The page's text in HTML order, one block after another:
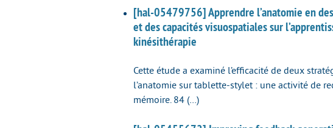
[hal-05479756] Apprendre l’anatomie en
et des capacités visuospatiales sur
kinésithérapie
Cette étude a examiné l’efficacité de deux
l’anatomie sur tablette-stylet : une activité de
mémoire. 84 (…)